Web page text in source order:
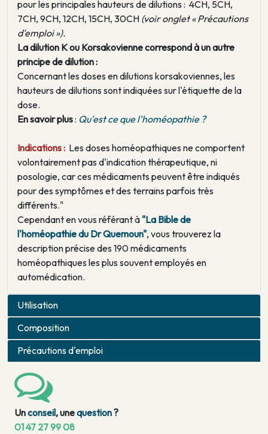
pour les principales hauteurs de dilutions : 4CH, 5CH,
7CH, 9CH, 12CH, 15CH, 30CH (voir onglet « Précautions
d'emploi »).
La dilution K ou Korsakovienne correspond à un autre
principe de dilution :
Concernant les doses en dilutions korsakoviennes, les
hauteurs de dilutions sont indiquées sur l'étiquette de la
dose.
En savoir plus: Qu'est ce que l'homéopathie ?
Indications : Les doses homéopathiques ne comportent
volontairement pas d'indication thérapeutique, ni
posologie, car ces médicaments peuvent être indiqués
pour des symptômes et des terrains parfois très
différents."
Cependant en vous référant à "La Bible de
l'homéopathie du Dr Quemoun", vous trouverez la
description précise des 190 médicaments
homéopathiques les plus souvent employés en
automédication.
Utilisation
Composition
Précautions d'emploi
Unconseil, unequestion?
01 47 27 99 08